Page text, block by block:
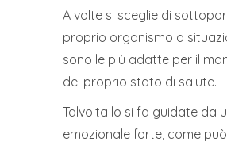
A volte si sceglie di
proprio organismo a
sono le più adatte per il
del proprio stato di salute.
Talvolta lo si fa guidate da
emozionale forte, come